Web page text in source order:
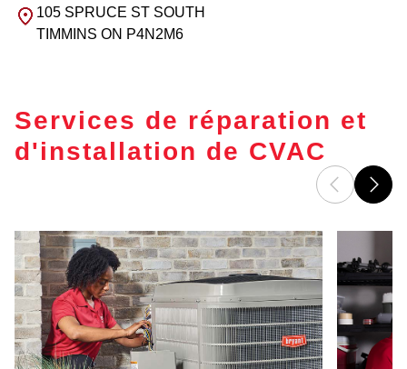
105 SPRUCE ST SOUTH
TIMMINS ON P4N2M6
Services de réparation et
d'installation de CVAC